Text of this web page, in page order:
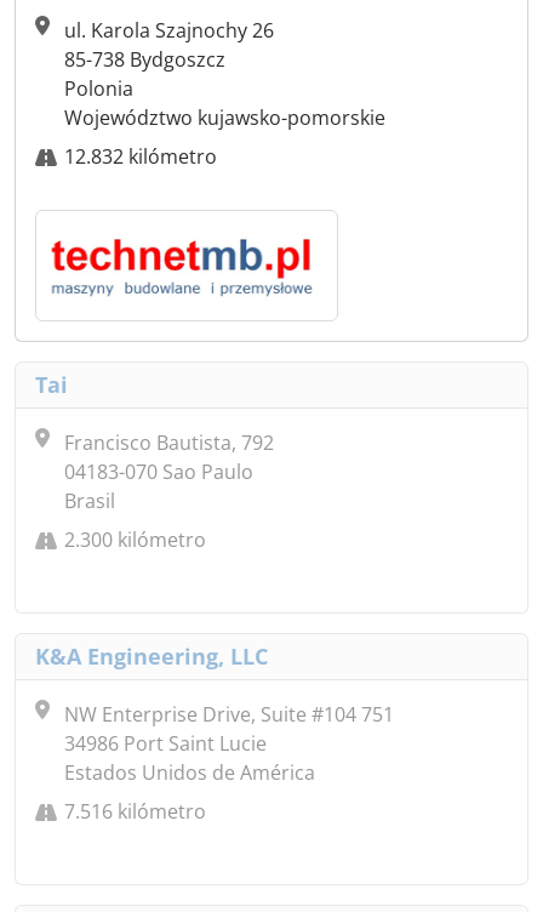
ul. Karola Szajnochy 26
85-738 Bydgoszcz
Polonia
Województwo kujawsko-pomorskie
12.832 kilómetro
Tai
Francisco Bautista, 792
04183-070 Sao Paulo
Brasil
2.300 kilómetro
K&A Engineering, LLC
NW Enterprise Drive, Suite #104 751
34986 Port Saint Lucie
Estados Unidos de América
7.516 kilómetro